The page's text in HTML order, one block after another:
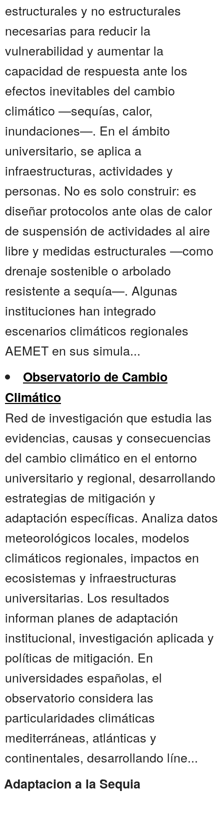
estructurales y no estructurales
necesarias para reducir la
vulnerabilidad y aumentar la
capacidad de respuesta ante los
efectos inevitables del cambio
climático —sequías, calor,
inundaciones—. En el ámbito
universitario, se aplica a
infraestructuras, actividades y
personas. No es solo construir: es
diseñar protocolos ante olas de calor
de suspensión de actividades al aire
libre y medidas estructurales —como
drenaje sostenible o arbolado
resistente a sequía—. Algunas
instituciones han integrado
escenarios climáticos regionales
AEMET en sus simula...
Observatorio de Cambio
Climático
Red de investigación que estudia las
evidencias, causas y consecuencias
del cambio climático en el entorno
universitario y regional, desarrollando
estrategias de mitigación y
adaptación específicas. Analiza datos
meteorológicos locales, modelos
climáticos regionales, impactos en
ecosistemas y infraestructuras
universitarias. Los resultados
informan planes de adaptación
institucional, investigación aplicada y
políticas de mitigación. En
universidades españolas, el
observatorio considera las
particularidades climáticas
mediterráneas, atlánticas y
continentales, desarrollando líne...
Adaptacion a la Sequia